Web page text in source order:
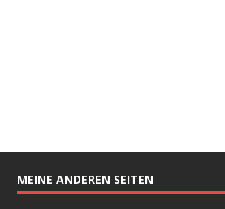
MEINE ANDEREN SEITEN